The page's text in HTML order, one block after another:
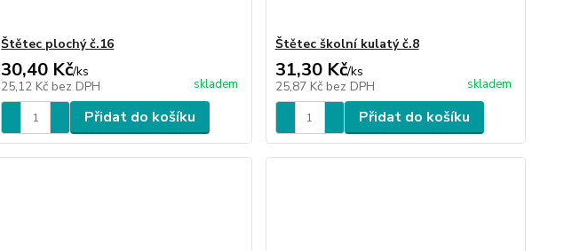
Štětec plochý č.16
30,40 Kč/ks
25,12 Kč bez DPH skladem
Přidat do košíku
Štětec školní kulatý č.8
31,30 Kč/ks
25,87 Kč bez DPH skladem
Přidat do košíku